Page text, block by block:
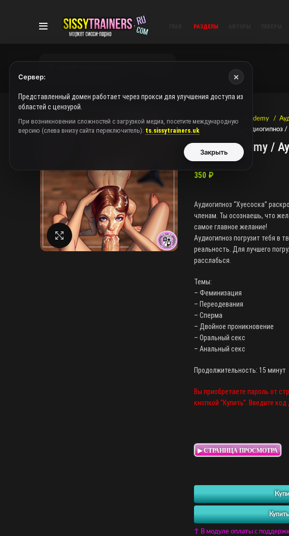
РАЗДЕЛЫ
Нажмите, чтобы увеличить
Главная Sissy Academy
Sissy Academy / Аудиогипноз
Sissy Academy /
350 ₽
Аудиогипноз “Хуесоска”
членам. Ты осознаешь, что
самое главное желание!
Аудиогипноз погрузит тебя в
реальность. Для лучшего
расслабься.
Темы:
– Феминизация
– Переодевания
– Сперма
– Двойное проникновение
– Оральный секс
– Анальный секс
Продолжительность: 15 минут
Вы приобретаете пароль от
кнопкой “Купить”. Введите код
▶ СТРАНИЦА ПРОСМОТРА
↑ В модуле оплаты с
Сервер: ×
Представленный домен работает через прокси для улучшения доступа из
областей с цензурой.
При возникновении сложностей с загрузкой медиа, посетите международную
версию (слева внизу сайта переключитель): ts.sissytrainers.uk
Закрыть